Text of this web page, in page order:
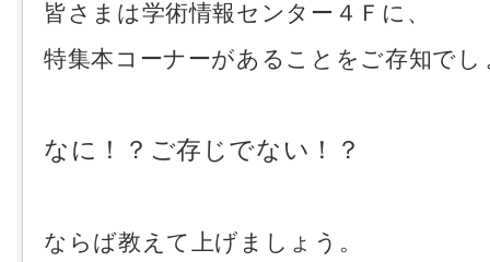
皆さまは学術情報センター４Ｆに、
特集本コーナーがあることをご存知でし
なに！？ご存じでない！？
ならば教えて上げましょう。